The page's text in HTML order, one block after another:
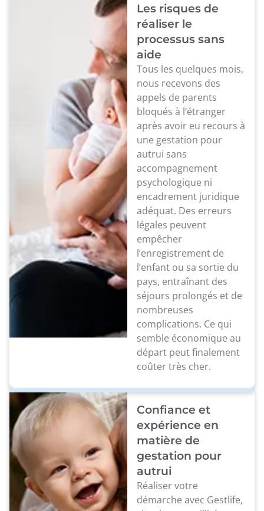
Les risques de
réaliser le
processus sans
aide
Tous les quelques mois,
nous recevons des
appels de parents
bloqués à l’étranger
après avoir eu recours à
une gestation pour
autrui sans
accompagnement
psychologique ni
encadrement juridique
adéquat. Des erreurs
légales peuvent
empêcher
l’enregistrement de
l’enfant ou sa sortie du
pays, entraînant des
séjours prolongés et de
nombreuses
complications. Ce qui
semble économique au
départ peut finalement
coûter très cher.
Confiance et
expérience en
matière de
gestation pour
autrui
Réaliser votre
démarche avec Gestlife,